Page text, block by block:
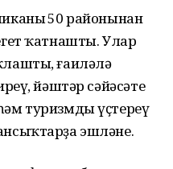
50 районынан
ҡатнашты. Улар
ғаиләлә
йәштәр сәйәсәте
туризмды үҫтереү
эшләне.